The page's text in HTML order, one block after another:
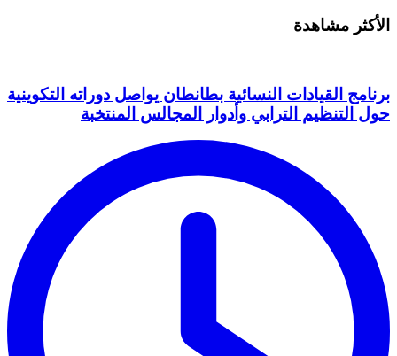
الأكثر مشاهدة
برنامج القيادات النسائية بطانطان يواصل دوراته التكوينية
حول التنظيم الترابي وأدوار المجالس المنتخبة